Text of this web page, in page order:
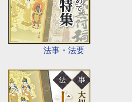
法事・法要